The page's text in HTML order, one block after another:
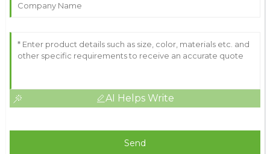
AI Helps Write
Send